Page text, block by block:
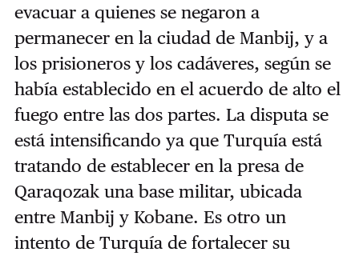
evacuar a quienes se negaron a
permanecer en la ciudad de Manbij, y a
los prisioneros y los cadáveres, según se
había establecido en el acuerdo de alto el
fuego entre las dos partes. La disputa se
está intensificando ya que Turquía está
tratando de establecer en la presa de
Qaraqozak una base militar, ubicada
entre Manbij y Kobane. Es otro un
intento de Turquía de fortalecer su